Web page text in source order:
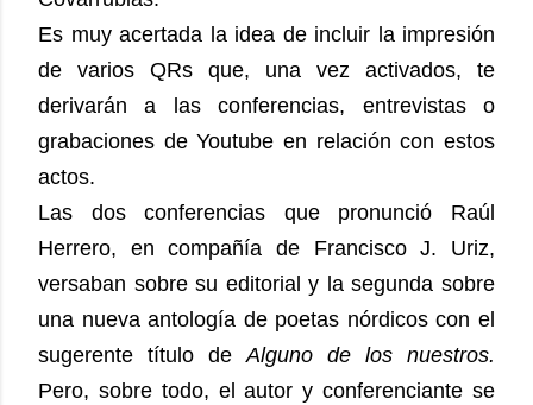
Es muy acertada la idea de incluir la impresión
de varios QRs que, una vez activados, te
derivarán a las conferencias, entrevistas o
grabaciones de Youtube en relación con estos
actos.
Las dos conferencias que pronunció Raúl
Herrero, en compañía de Francisco J. Uriz,
versaban sobre su editorial y la segunda sobre
una nueva antología de poetas nórdicos con el
sugerente título deAlguno de los nuestros.
Pero, sobre todo, el autor y conferenciante se